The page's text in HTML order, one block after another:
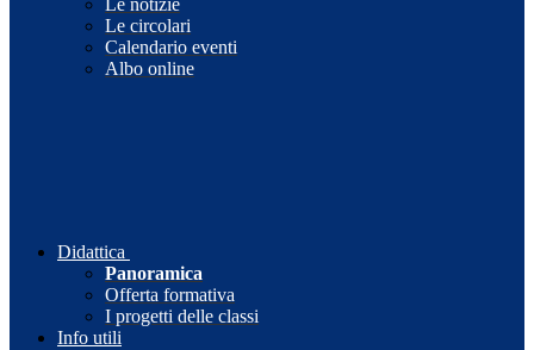
Le notizie
Le circolari
Calendario eventi
Albo online
Didattica
Panoramica
Offerta formativa
I progetti delle classi
Info utili